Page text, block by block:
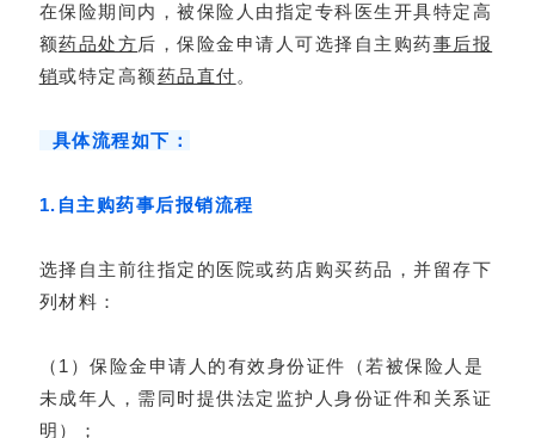
在保险期间内，被保险人由指定专科医生开具特定高
额药品处方后，保险金申请人可选择自主购药事后报
销或特定高额药品直付 。
具体流程如下：
1.自主购药事后报销流程
选择自主前往指定的医院或药店购买药品，并留存下
列材料：
（1）保险金申请人的有效身份证件（若被保险人是
未成年人，需同时提供法定监护人身份证件和关系证
明）；